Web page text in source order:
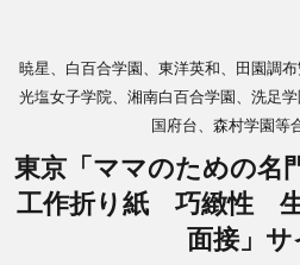
暁星、白百合学園、東洋英和、田園調
光塩女子学院、湘南白百合学園、洗足
国府台、森村学園等
東京「ママのための名
工作折り紙 巧緻性
面接」サ